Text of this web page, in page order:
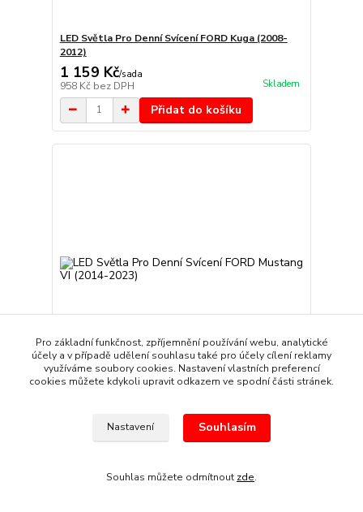
LED Světla Pro Denní Svícení FORD Kuga (2008-
2012)
1 159 Kč/sada
958 Kč bez DPH Skladem
Přidat do košíku
1 159 Kč
Přidat do košíku
Pro základní funkčnost, zpříjemnění používání webu, analytické
účely a v případě udělení souhlasu také pro účely cílení reklamy
využíváme soubory cookies. Nastavení vlastních preferencí
cookies můžete kdykoli upravit odkazem ve spodní části stránek.
Nastavení Souhlasím
Souhlas můžete odmítnout zde.